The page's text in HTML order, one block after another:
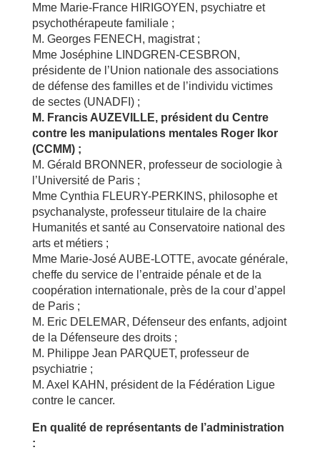
Mme Marie-France HIRIGOYEN, psychiatre et
psychothérapeute familiale ;
M. Georges FENECH, magistrat ;
Mme Joséphine LINDGREN-CESBRON,
présidente de l’Union nationale des associations
de défense des familles et de l’individu victimes
de sectes (UNADFI) ;
M. Francis AUZEVILLE, président du Centre
contre les manipulations mentales Roger Ikor
(CCMM) ;
M. Gérald BRONNER, professeur de sociologie à
l’Université de Paris ;
Mme Cynthia FLEURY-PERKINS, philosophe et
psychanalyste, professeur titulaire de la chaire
Humanités et santé au Conservatoire national des
arts et métiers ;
Mme Marie-José AUBE-LOTTE, avocate générale,
cheffe du service de l’entraide pénale et de la
coopération internationale, près de la cour d’appel
de Paris ;
M. Eric DELEMAR, Défenseur des enfants, adjoint
de la Défenseure des droits ;
M. Philippe Jean PARQUET, professeur de
psychiatrie ;
M. Axel KAHN, président de la Fédération Ligue
contre le cancer.
En qualité de représentants de l’administration
: